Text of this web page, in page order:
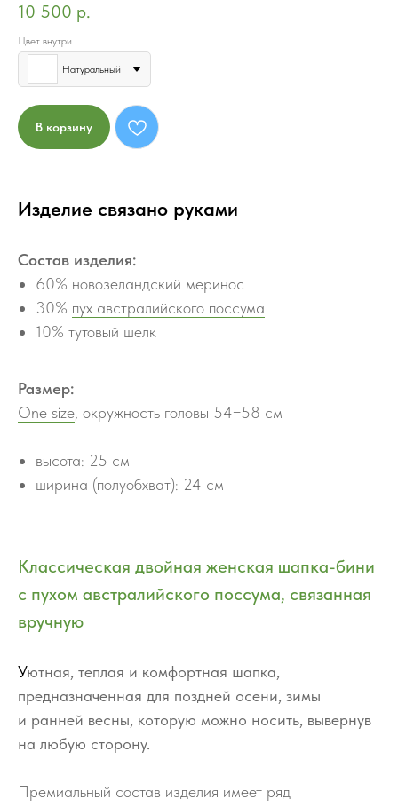
10 500 р.
Цвет внутри
Натуральный
В корзину
Изделие связано руками
Состав изделия:
60% новозеландский меринос
30% пух австралийского поссума
10% тутовый шелк
Размер:
One size окружность головы 54−58 см
высота: 25 см
ширина (полуобхват): 24 см
Классическая двойная женская шапка-бини
с пухом австралийского поссума, связанная
вручную
Уютная, теплая и комфортная шапка,
предназначенная для поздней осени, зимы
и ранней весны, которую можно носить, вывернув
на любую сторону.
Премиальный состав изделия имеет ряд